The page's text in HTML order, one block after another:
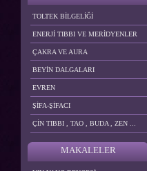
TOLTEK BİLGELİĞİ
ENERJİ TIBBI VE MERİDYENLER
ÇAKRA VE AURA
BEYİN DALGALARI
EVREN
ŞİFA-ŞİFACI
ÇİN TIBBI , TAO , BUDA , ZEN ...
MAKALELER